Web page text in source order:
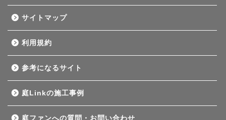
サイトマップ
利用規約
参考になるサイト
庭Linkの施工事例
庭ファンへの質問・お問い合わせ